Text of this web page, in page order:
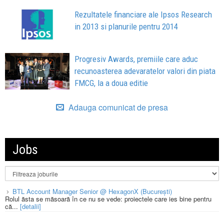
Rezultatele financiare ale Ipsos Research
in 2013 si planurile pentru 2014
Progresiv Awards, premiile care aduc
recunoasterea adevaratelor valori din piata
FMCG, la a doua editie
Adauga comunicat de presa
Jobs
BTL Account Manager Senior @ HexagonX (București)
Rolul ăsta se măsoară în ce nu se vede: proiectele care ies bine pentru
că... [detalii]